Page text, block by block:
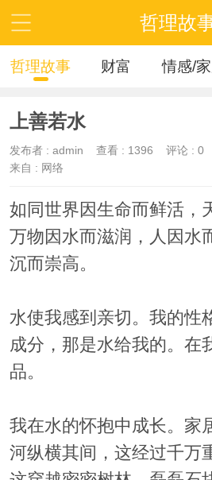
哲理故
哲理故事 财富 情感/
上善若水
发布者 : admin 查看 : 1396
评论 : 0
来自 : 网络
如同世界因生命而鲜活，
万物因水而滋润，人因水
沉而崇高。
水使我感到亲切。我的性
成分，那是水给我的。在
品。
我在水的怀抱中成长。家
河纵横其间，这经过千万